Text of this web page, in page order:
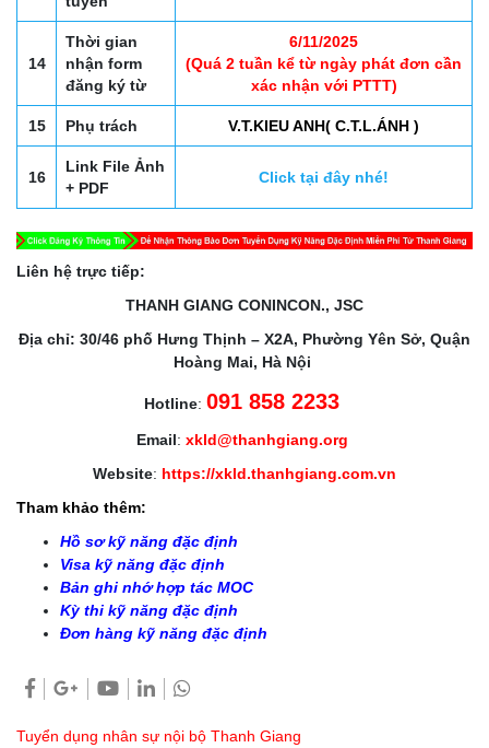
14
Thời gian
nhận form
đăng ký từ
6/11/2025
(Quá 2 tuần kể từ ngày phát đơn cần
xác nhận với PTTT)
15 Phụ trách V.T.KIEU ANH( C.T.L.ÁNH )
16
Link File Ảnh
+ PDF
Click tại đây nhé!
Liên hệ trực tiếp:
THANH GIANG CONINCON., JSC
Địa chỉ: 30/46 phố Hưng Thịnh – X2A, Phường Yên Sở, Quận
Hoàng Mai, Hà Nội
Hotline: 091 858 2233
Email: xkld@thanhgiang.org
Website: https://xkld.thanhgiang.com.vn
Tham khảo thêm:
Hồ sơ kỹ năng đặc định
Visa kỹ năng đặc định
Bản ghi nhớ hợp tác MOC
Kỳ thi kỹ năng đặc định
Đơn hàng kỹ năng đặc định
Tuyển dụng nhân sự nội bộ Thanh Giang